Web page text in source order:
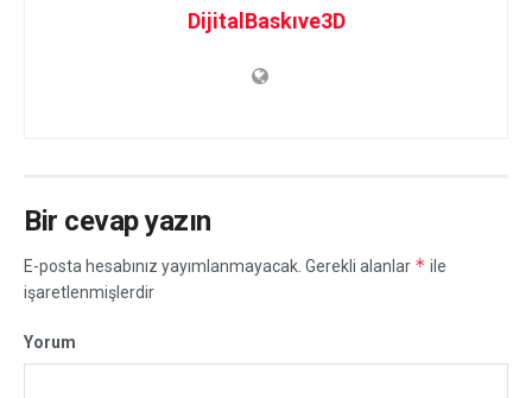
DijitalBaskıve3D
Bir cevap yazın
E-posta hesabınız yayımlanmayacak. Gerekli alanlar * ile
işaretlenmişlerdir
Yorum